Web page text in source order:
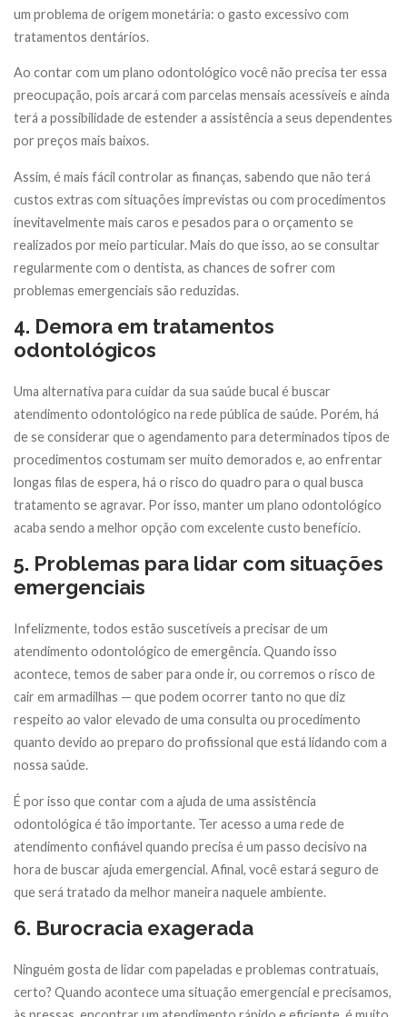
um problema de origem monetária: o gasto excessivo com
tratamentos dentários.
Ao contar com um plano odontológico você não precisa ter essa
preocupação, pois arcará com parcelas mensais acessíveis e ainda
terá a possibilidade de estender a assistência a seus dependentes
por preços mais baixos.
Assim, é mais fácil controlar as finanças, sabendo que não terá
custos extras com situações imprevistas ou com procedimentos
inevitavelmente mais caros e pesados para o orçamento se
realizados por meio particular. Mais do que isso, ao se consultar
regularmente com o dentista, as chances de sofrer com
problemas emergenciais são reduzidas.
4. Demora em tratamentos
odontológicos
Uma alternativa para cuidar da sua saúde bucal é buscar
atendimento odontológico na rede pública de saúde. Porém, há
de se considerar que o agendamento para determinados tipos de
procedimentos costumam ser muito demorados e, ao enfrentar
longas filas de espera, há o risco do quadro para o qual busca
tratamento se agravar. Por isso, manter um plano odontológico
acaba sendo a melhor opção com excelente custo benefício.
5. Problemas para lidar com situações
emergenciais
Infelizmente, todos estão suscetíveis a precisar de um
atendimento odontológico de emergência. Quando isso
acontece, temos de saber para onde ir, ou corremos o risco de
cair em armadilhas — que podem ocorrer tanto no que diz
respeito ao valor elevado de uma consulta ou procedimento
quanto devido ao preparo do profissional que está lidando com a
nossa saúde.
É por isso que contar com a ajuda de uma assistência
odontológica é tão importante. Ter acesso a uma rede de
atendimento confiável quando precisa é um passo decisivo na
hora de buscar ajuda emergencial. Afinal, você estará seguro de
que será tratado da melhor maneira naquele ambiente.
6. Burocracia exagerada
Ninguém gosta de lidar com papeladas e problemas contratuais,
certo? Quando acontece uma situação emergencial e precisamos,